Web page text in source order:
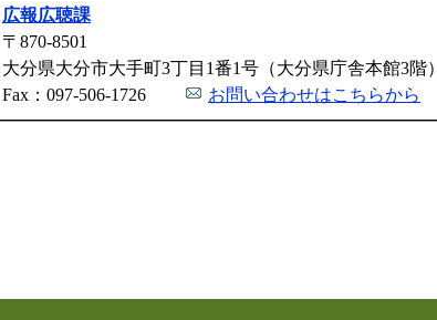
広報広聴課
〒870-8501
大分県大分市大手町3丁目1番1号（大分県庁舎本館3階）
Fax：097-506-1726
お問い合わせはこちらから